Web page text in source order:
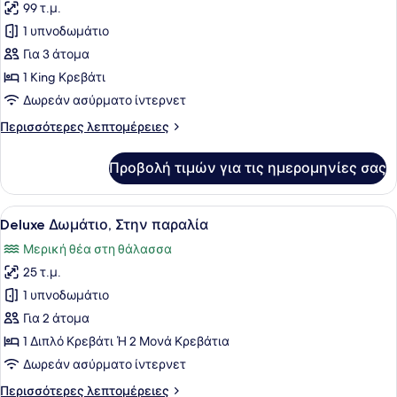
φωτογραφιών
για
Panoramic
Σουίτα,
Θέα
Θάλασσα
99 τ.μ.
1 υπνοδωμάτιο
Για 3 άτομα
1 King Κρεβάτι
Δωρεάν ασύρματο ίντερνετ
Περισσότερες λεπτομέρειες
Περισσότερες
Σουίτα,
Θέα
στη
Προβολή τιμών για τις ημερομηνίες σας
Προβολή
όλων
των
φωτογραφιών
για
Deluxe
Δωμάτιο,
Στην
παραλία
Ένα δωμάτιο ξενοδοχείου με δύο
5
Deluxe Δωμάτιο, Στην παραλία
Μερική θέα στη θάλασσα
25 τ.μ.
1 υπνοδωμάτιο
Για 2 άτομα
1 Διπλό Κρεβάτι Ή 2 Μονά Κρεβάτια
Δωρεάν ασύρματο ίντερνετ
Περισσότερες λεπτομέρειες
Περισσότερες